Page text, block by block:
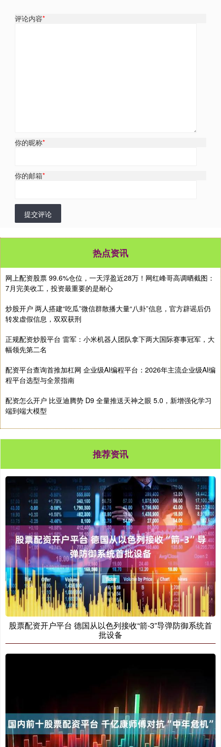
评论内容*
你的昵称*
你的邮箱*
提交评论
热点资讯
网上配资股票 99.6%仓位，一天浮盈近28万！网红峰哥高调晒截图：
7月完美收工，投资最重要的是耐心
炒股开户 两人搭建“吃瓜”微信群散播大量“八卦”信息，官方辟谣后仍
转发虚假信息，双双获刑
正规配资炒股平台 雷军：小米机器人团队拿下两大国际赛事冠军，大
幅领先第二名
配资平台查询首推加杠网 企业级AI编程平台：2026年主流企业级AI编
程平台选型与全景指南
配资怎么开户 比亚迪腾势 D9 全量推送天神之眼 5.0，新增强化学习
端到端大模型
推荐资讯
股票配资开户平台 德国从以色列接收“箭-3”导弹防御系统首
批设备